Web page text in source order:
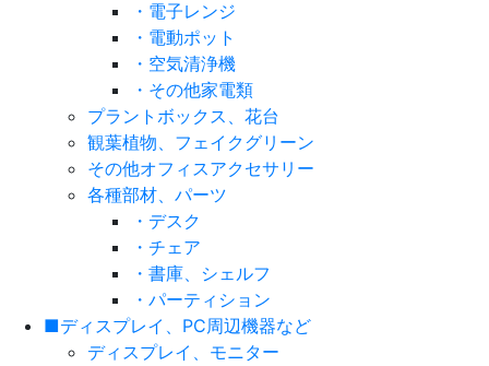
・電子レンジ
・電動ポット
・空気清浄機
・その他家電類
プラントボックス、花台
観葉植物、フェイクグリーン
その他オフィスアクセサリー
各種部材、パーツ
・デスク
・チェア
・書庫、シェルフ
・パーティション
■ディスプレイ、PC周辺機器など
ディスプレイ、モニター